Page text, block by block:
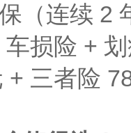
（连续 2
损险 +
+ 三者险